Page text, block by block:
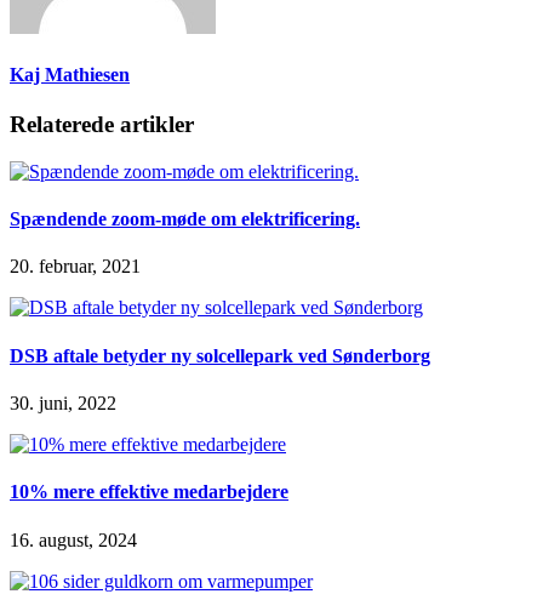
Kaj Mathiesen
Relaterede artikler
Spændende zoom-møde om elektrificering.
20. februar, 2021
DSB aftale betyder ny solcellepark ved Sønderborg
30. juni, 2022
10% mere effektive medarbejdere
16. august, 2024